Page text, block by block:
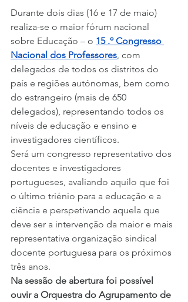
Durante dois dias (16 e 17 de maio)
realiza-se o maior fórum nacional
sobre Educação – o 15 .º Congresso
Nacional dos Professores , com
delegados de todos os distritos do
país e regiões autónomas, bem como
do estrangeiro (mais de 650
delegados), representando todos os
níveis de educação e ensino e
investigadores científicos.
Será um congresso representativo dos
docentes e investigadores
portugueses, avaliando aquilo que foi
o último triénio para a educação e a
ciência e perspetivando aquela que
deve ser a intervenção da maior e mais
representativa organização sindical
docente portuguesa para os próximos
três anos.
Na sessão de abertura foi possível
ouvir a Orquestra do Agrupamento de